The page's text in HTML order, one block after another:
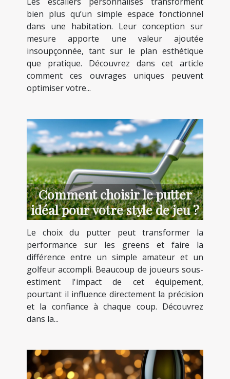
bien plus qu’un simple espace fonctionnel
dans une habitation. Leur conception sur
mesure apporte une valeur ajoutée
insoupçonnée, tant sur le plan esthétique
que pratique. Découvrez dans cet article
comment ces ouvrages uniques peuvent
optimiser votre...
Comment choisir le putter
idéal pour votre style de jeu ?
Le choix du putter peut transformer la
performance sur les greens et faire la
différence entre un simple amateur et un
golfeur accompli. Beaucoup de joueurs sous-
estiment l'impact de cet équipement,
pourtant il influence directement la précision
et la confiance à chaque coup. Découvrez
dans la...